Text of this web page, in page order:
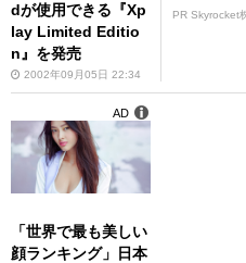
dが使用できる『Xp
lay Limited Editio
n』を発売
2002年09月05日 22:34
PR Skyrocket
「世界で最も美しい
顔ランキング」日本
AD